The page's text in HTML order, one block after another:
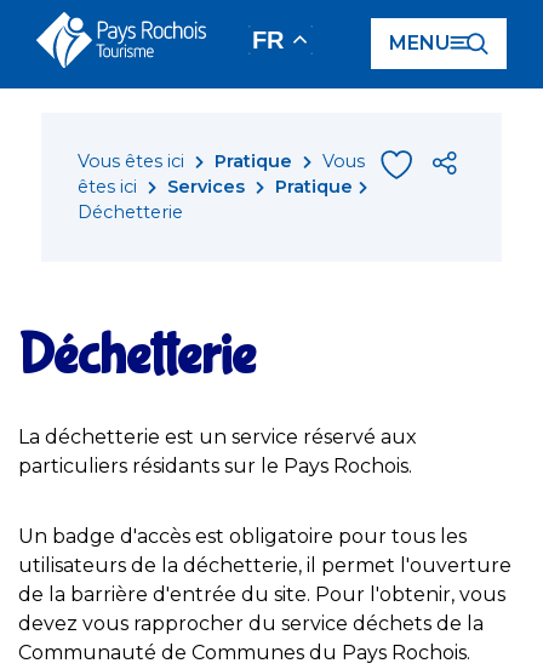
FR MENU
Vous êtes ici Pratique
Vous
êtes ici
Services
Pratique
Déchetterie
Déchetterie
La déchetterie est un service réservé aux
particuliers résidants sur le Pays Rochois.
Un badge d'accès est obligatoire pour tous les
utilisateurs de la déchetterie, il permet l'ouverture
de la barrière d'entrée du site. Pour l'obtenir, vous
devez vous rapprocher du service déchets de la
Communauté de Communes du Pays Rochois.
Panneau de gestion des cookies